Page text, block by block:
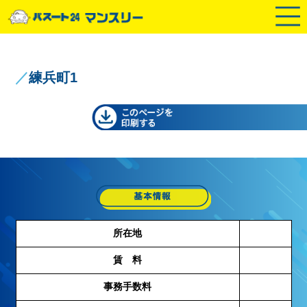
／練兵町1
所在地
賃 料
事務手数料